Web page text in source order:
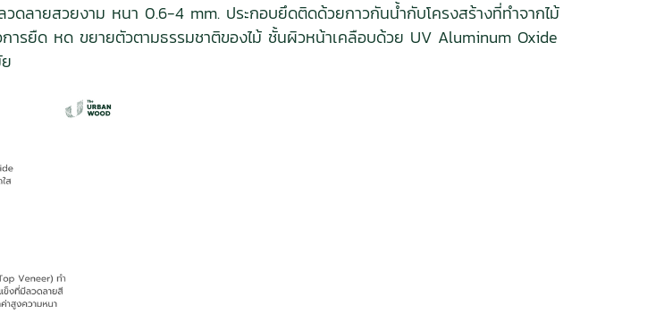
ดลายสวยงาม หนา 0.6-4 mm. ประกอบยึดติดด้วยกาวกันน้ำกับโครงสร้างที่ทำจากไม้
รยืด หด ขยายตัวตามธรรมชาติของไม้ ชั้นผิวหน้าเคลือบด้วย UV Aluminum Oxide